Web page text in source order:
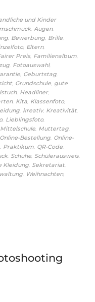
und Kinder
, Augen,
Bewerbung Brille
, Eltern,
Preis Familienalbum
Fotoauswahl,
Geburtstag
Grundschule gute
, Headliner,
, Kita Klassenfoto,
kreativ, Kreativität
, Lieblingsfoto,
Mittelschule Muttertag
Online-Bestellung Online-
Praktikum QR-Code
, Schuhe Schülerausweis
Kleidung Sekretariat
Weihnachten,